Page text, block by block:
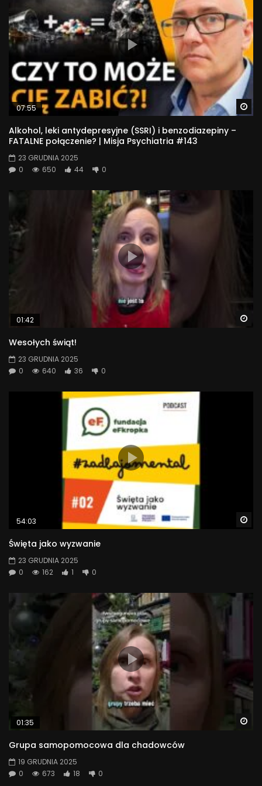
07:55
Alkohol, leki antydepresyjne (SSRI) i benzodiazepiny –
FATALNE połączenie? | Misja Psychiatria #143
23 GRUDNIA 2025
0
650 44 0
01:42
Wesołych świąt!
23 GRUDNIA 2025
0
640 36 0
54:03
Święta jako wyzwanie
23 GRUDNIA 2025
0
162 1 0
01:35
Grupa samopomocowa dla chadowców
19 GRUDNIA 2025
0
673 18 0